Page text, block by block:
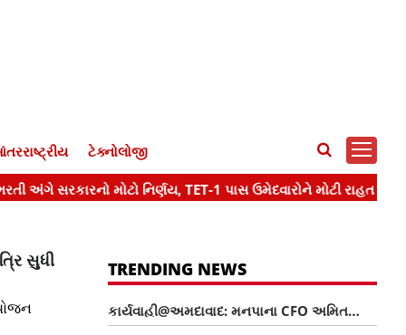
ટેક્નોલોજી
સુધી
TRENDING NEWS
કાર્યવાહી@અમદાવાદ: મનપાના CFO અમિત
ડોંગરે રૂ.36 હજારની લાંચ લેતા રંગેહાથ ઝડપાયા